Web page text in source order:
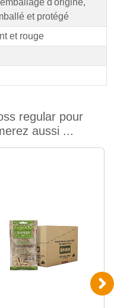
d'origine,
et protégé
et rouge
regular pour
aussi ...